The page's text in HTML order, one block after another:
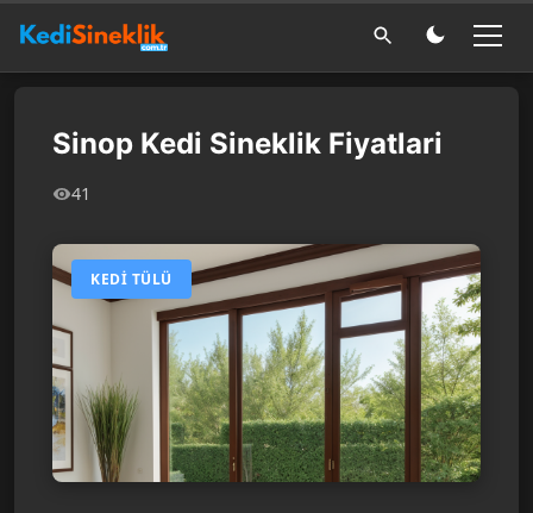
Sinop Kedi Sineklik Fiyatlari
41
KEDI TÜLÜ